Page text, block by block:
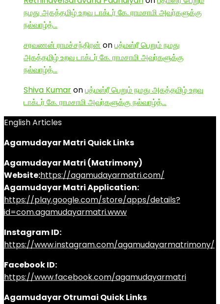
நமது அகத்தமிழ் உறவு டாக்டர் கே. ராமசாமி அவர்களுக்கு
நல்வாழ்த்…
சரவணன் ராமச்சந்திரன் onபத்மஸ்ரீ பெறும் நமது
அகத்தமிழ் உறவு டாக்டர் கே. ராமசாமி அவர்களுக்கு
நல்வாழ்த்…
Shiva Kumaronபத்மஸ்ரீ பெறும் நமது அகத்தமிழ் உறவு
டாக்டர் கே. ராமசாமி அவர்களுக்கு நல்வாழ்த்…
English Articles
Agamudayar Matri Quick Links
Agamudayar Matri (Matrimony)
Website:https://agamudayarmatri.com/
Agamudayar Matri Application:
https://play.google.com/store/apps/details?
id=com.agamudayarmatri.www
Instagram ID:
https://www.instagram.com/agamudayarmatrimony/
Facebook ID:
https://www.facebook.com/agamudayarmatri
Agamudayar Otrumai Quick Links